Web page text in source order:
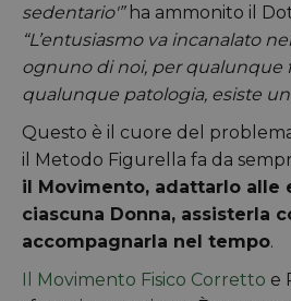
sedentario'”ha ammonito il
“L’entusiasmo va incanalato
ognuno di noi, per qualunque
qualunque patologia, esiste
Questo è il cuore del
il Metodo Figurella fa da
il Movimento, adattarlo alle
ciascuna Donna, assisterla
accompagnarla nel tempo.
Il Movimento Fisico Corretto e